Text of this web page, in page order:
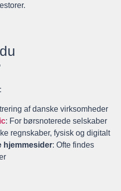
af danske virksomheder
: For børsnoterede selskaber
regnskaber, fysisk og digitalt
hjemmesider: Ofte findes